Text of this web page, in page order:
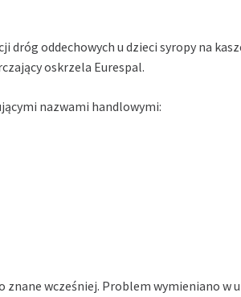
oddechowych u dzieci syropy na
oskrzela Eurespal.
nazwami handlowymi:
znane wcześniej. Problem wymieniano w